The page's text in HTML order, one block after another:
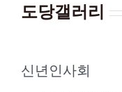
도당갤러리
신년인사회